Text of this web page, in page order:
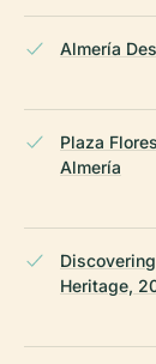
Almería
Plaza
Almería
Heritage,